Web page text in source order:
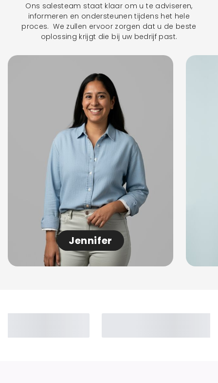
Ons salesteam staat klaar om u te adviseren,
informeren en ondersteunen tijdens het hele
proces. We zullen ervoor zorgen dat u de beste
oplossing krijgt die bij uw bedrijf past.
Jennifer